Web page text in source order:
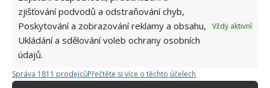
zjišťování podvodů a odstraňování chyb,
Poskytování a zobrazování reklamy a obsahu,
Ukládání a sdělování voleb ochrany osobních
údajů.
Vždy aktivní
Správa 1811 prodejcůPřečtěte si více o těchto účelech